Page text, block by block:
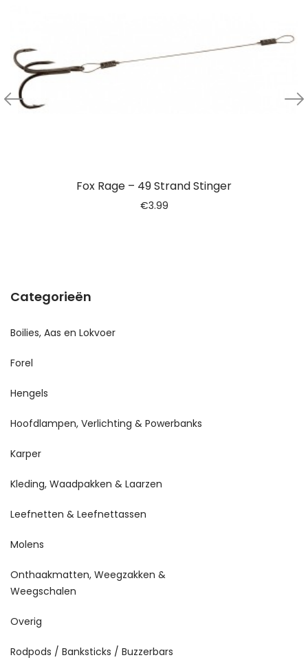
Fox Rage – 49 Strand Stinger
€3.99
Categorieën
Boilies, Aas en Lokvoer
Forel
Hengels
Hoofdlampen, Verlichting & Powerbanks
Karper
Kleding, Waadpakken & Laarzen
Leefnetten & Leefnettassen
Molens
Onthaakmatten, Weegzakken &
Weegschalen
Overig
Rodpods / Banksticks / Buzzerbars